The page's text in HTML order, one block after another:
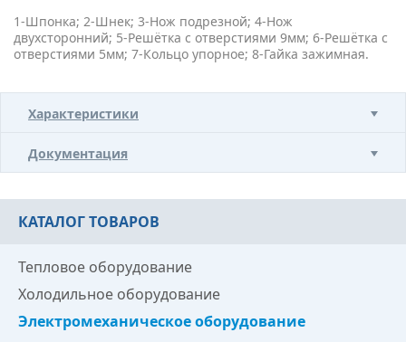
1-Шпонка; 2-Шнек; 3-Нож подрезной; 4-Нож
двухсторонний; 5-Решётка с отверстиями 9мм; 6-Решётка с
отверстиями 5мм; 7-Кольцо упорное; 8-Гайка зажимная.
Характеристики
Документация
КАТАЛОГ ТОВАРОВ
Тепловое оборудование
Холодильное оборудование
Электромеханическое оборудование